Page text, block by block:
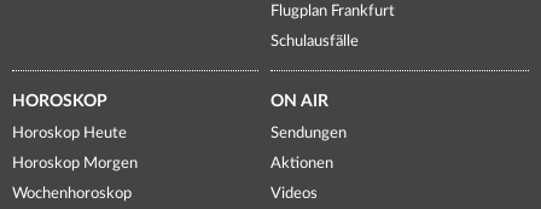
Flugplan Frankfurt
Schulausfälle
HOROSKOP
Horoskop Heute
Horoskop Morgen
Wochenhoroskop
ON AIR
Sendungen
Aktionen
Videos